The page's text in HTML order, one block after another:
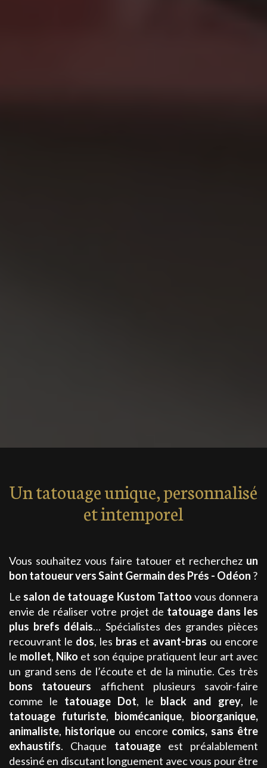
Un tatouage unique, personnalisé
et intemporel
Vous souhaitez vous faire tatouer et recherchez un
bon tatoueurvers Saint Germain des Prés - Odéon ?
Le salon de tatouage Kustom Tattoo vous donnera
envie de réaliser votre projet de tatouage dans les
plus brefs délais… Spécialistes des grandes pièces
recouvrant le dos, les bras et avant-bras ou encore
le mollet, Niko et son équipe pratiquent leur art avec
un grand sens de l’écoute et de la minutie. Ces très
bons tatoueurs affichent plusieurs savoir-faire
comme le tatouage Dot, le black and grey, le
tatouage futuriste, biomécanique, bioorganique,
animaliste, historique ou encore comics, sans être
exhaustifs. Chaque tatouage est préalablement
dessiné en discutant longuement avec vous pour être